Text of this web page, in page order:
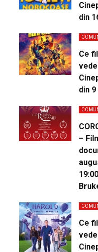
din
Ce
din
–
Ce